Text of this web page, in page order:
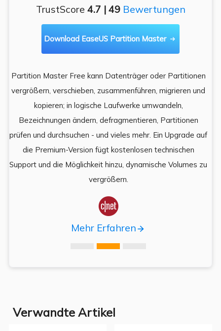
TrustScore 4.7 | 49 Bewertungen
Download EaseUS Partition Master 
Partition Master Free kann Datenträger oder Partitionen
vergrößern, verschieben, zusammenführen, migrieren und
kopieren; in logische Laufwerke umwandeln,
Bezeichnungen ändern, defragmentieren, Partitionen
prüfen und durchsuchen - und vieles mehr. Ein Upgrade auf
die Premium-Version fügt kostenlosen technischen
Support und die Möglichkeit hinzu, dynamische Volumes zu
vergrößern.

Mehr Erfahren
Verwandte Artikel